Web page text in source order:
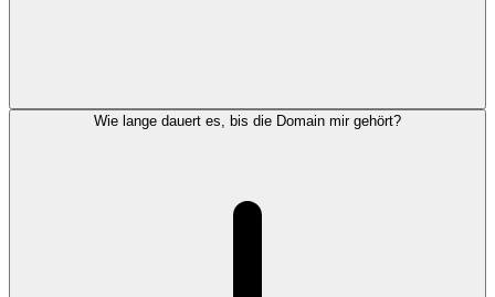
Wie lange dauert es, bis die Domain mir gehört?